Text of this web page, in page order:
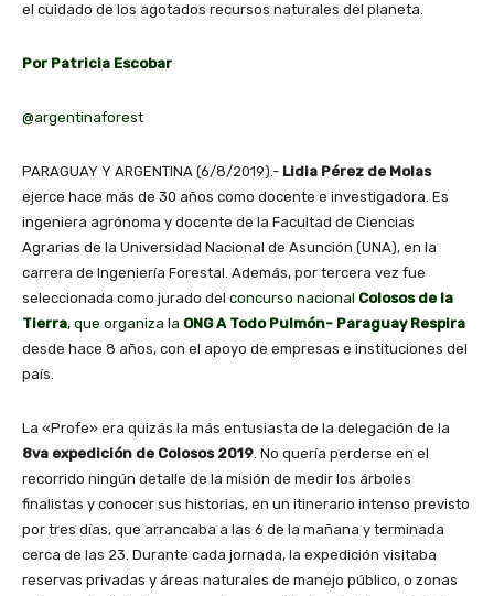
el cuidado de los agotados recursos naturales del planeta.
Por Patricia Escobar
@argentinaforest
PARAGUAY Y ARGENTINA (6/8/2019).- Lidia Pérez de Molas
ejerce hace más de 30 años como docente e investigadora. Es
ingeniera agrónoma y docente de la Facultad de Ciencias
Agrarias de la Universidad Nacional de Asunción (UNA), en la
carrera de Ingeniería Forestal. Además, por tercera vez fue
seleccionada como jurado del concurso nacional Colosos de la
Tierra, que organiza la ONG A Todo Pulmón- Paraguay Respira
desde hace 8 años, con el apoyo de empresas e instituciones del
país.
La «Profe» era quizás la más entusiasta de la delegación de la
8va expedición de Colosos 2019. No quería perderse en el
recorrido ningún detalle de la misión de medir los árboles
finalistas y conocer sus historias, en un itinerario intenso previsto
por tres días, que arrancaba a las 6 de la mañana y terminada
cerca de las 23. Durante cada jornada, la expedición visitaba
reservas privadas y áreas naturales de manejo público, o zonas